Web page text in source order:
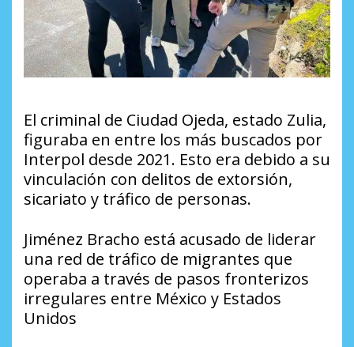
El criminal de Ciudad Ojeda, estado Zulia,
figuraba en entre los más buscados por
Interpol desde 2021. Esto era debido a su
vinculación con delitos de extorsión,
sicariato y tráfico de personas.
Jiménez Bracho está acusado de liderar
una red de tráfico de migrantes que
operaba a través de pasos fronterizos
irregulares entre México y Estados
Unidos